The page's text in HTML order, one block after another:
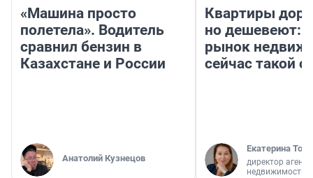
«Машина просто
полетела». Водитель
сравнил бензин в
Казахстане и России
Анатолий Кузнецов
Квартиры
но дешевеют:
рынок
сейчас такой
Екатерина
директор
недвижимости